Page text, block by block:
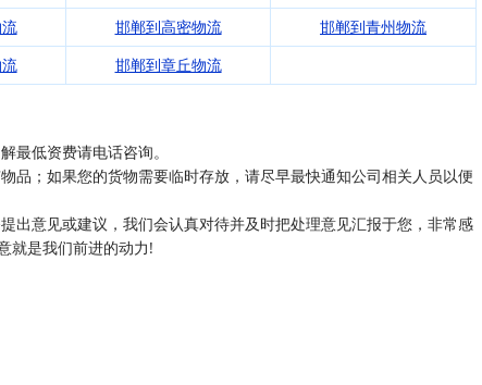
邯郸到高密物流
邯郸到青州物流
邯郸到章丘物流
最低资费请电话咨询。
；如果您的货物需要临时存放，请尽早最快通知公司相关人员以便
出意见或建议，我们会认真对待并及时把处理意见汇报于您，非常感
就是我们前进的动力!